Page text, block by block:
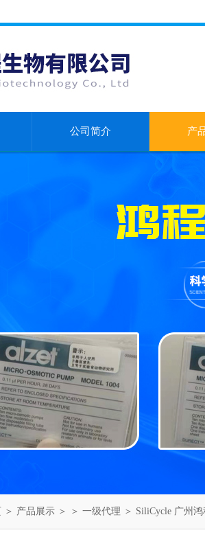
公司简介 产
＞ 产品展示 ＞ ＞ 一级代理 ＞ SiliCycle 广州